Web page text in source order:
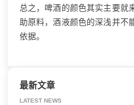
总之，啤酒的颜色其实主要就
助原料，酒液颜色的深浅并不
依据。
最新文章
LATEST NEWS